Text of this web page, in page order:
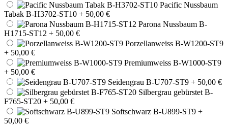
Pacific Nussbaum
Tabak B-H3702-ST10 + 50,00 €
Parona Nussbaum B-
H1715-ST12 + 50,00 €
Porzellanweiss B-W1200-ST9
+ 50,00 €
Premiumweiss B-W1000-ST9
+ 50,00 €
Seidengrau B-U707-ST9 + 50,00 €
Silbergrau gebürstet B-
F765-ST20 + 50,00 €
Softschwarz B-U899-ST9 +
50,00 €